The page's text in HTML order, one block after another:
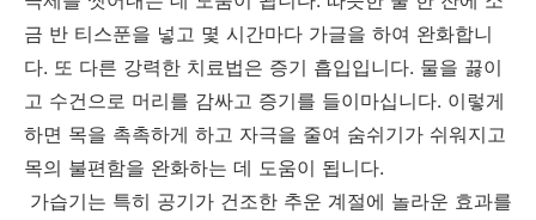
금 반 티스푼을 넣고 몇 시간마다 가글을 하여 완화합니
다. 또 다른 강력한 치료법은 증기 흡입입니다. 물을 끓이
고 수건으로 머리를 감싸고 증기를 들이마십니다. 이렇게
하면 목을 촉촉하게 하고 자극을 줄여 숨쉬기가 쉬워지고
목의 불편함을 완화하는 데 도움이 됩니다.
가습기는 특히 공기가 건조한 추운 계절에 놀라운 효과를